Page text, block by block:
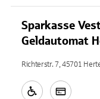
Sparkasse
Geldautomat
Richterstr. 7, 45701